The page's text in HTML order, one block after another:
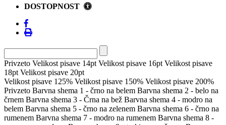
DOSTOPNOST
Privzeto Velikost pisave 14pt Velikost pisave 16pt Velikost pisave
18pt Velikost pisave 20pt
Velikost pisave 125% Velikost pisave 150% Velikost pisave 200%
Privzeto Barvna shema 1 - črno na belem Barvna shema 2 - belo na
črnem Barvna shema 3 - Črna na bež Barvna shema 4 - modro na
belem Barvna shema 5 - črno na zelenem Barvna shema 6 - črno na
rumenem Barvna shema 7 - modro na rumenem Barvna shema 8 -